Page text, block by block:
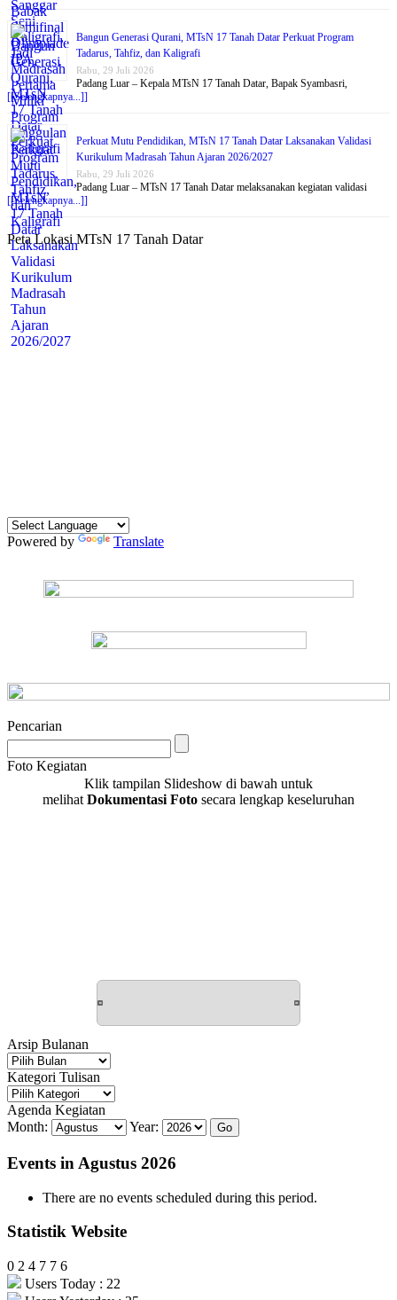
Bangun Generasi Qurani, MTsN 17 Tanah Datar Perkuat Program
Tadarus, Tahfiz, dan Kaligrafi
Rabu, 29 Juli 2026
Padang Luar – Kepala MTsN 17 Tanah Datar, Bapak Syambasri,
[[Selengkapnya...]]
Perkuat Mutu Pendidikan, MTsN 17 Tanah Datar Laksanakan Validasi
Kurikulum Madrasah Tahun Ajaran 2026/2027
Rabu, 29 Juli 2026
Padang Luar – MTsN 17 Tanah Datar melaksanakan kegiatan validasi
[[Selengkapnya...]]
Peta Lokasi MTsN 17 Tanah Datar
Powered by Translate
Pencarian
Foto Kegiatan
Klik tampilan Slideshow di bawah untuk
melihat Dokumentasi Foto secara lengkap keseluruhan
Arsip Bulanan
Arsip
Bulanan
Kategori Tulisan
Kategori
Tulisan
Agenda Kegiatan
Month:
Year:
Events in Agustus 2026
There are no events scheduled during this period.
Statistik Website
0 2 4 7 7 6
Users Today : 22